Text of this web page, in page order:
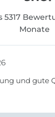
5317
Monate
und gute